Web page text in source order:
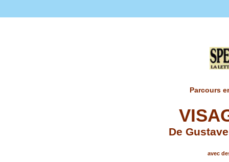
Parcours
De
avec